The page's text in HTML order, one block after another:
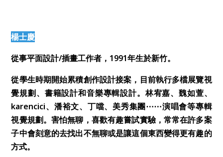
楊士慶
從事平面設計/插畫工作者，1991年生於新竹。
從學生時期開始累積創作設計接案，目前執行多檔展覽視
覺規劃、書籍設計和音樂專輯設計。林宥嘉、魏如萱、
karencici、潘裕文、丁噹、美秀集團⋯⋯演唱會等專輯
視覺規劃。害怕無聊，喜歡有趣嘗試實驗，常常在許多案
子中會刻意的去找出不無聊或是讓這個東西變得更有趣的
方式。